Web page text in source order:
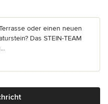
oder einen neuen
Das STEIN-TEAM